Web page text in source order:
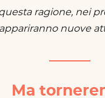
ragione, nei
nuove
Ma